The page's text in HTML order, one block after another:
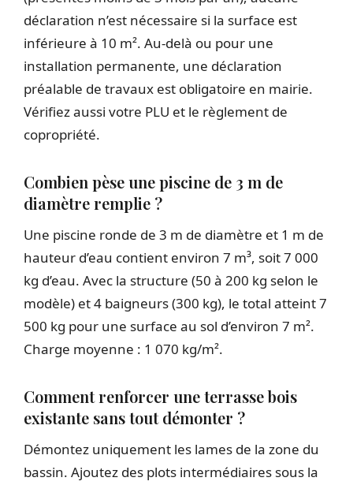
déclaration n’est nécessaire si la surface est
inférieure à 10 m². Au-delà ou pour une
installation permanente, une déclaration
préalable de travaux est obligatoire en mairie.
Vérifiez aussi votre PLU et le règlement de
copropriété.
Combien pèse une piscine de 3 m de
diamètre remplie ?
Une piscine ronde de 3 m de diamètre et 1 m de
hauteur d’eau contient environ 7 m³, soit 7 000
kg d’eau. Avec la structure (50 à 200 kg selon le
modèle) et 4 baigneurs (300 kg), le total atteint 7
500 kg pour une surface au sol d’environ 7 m².
Charge moyenne : 1 070 kg/m².
Comment renforcer une terrasse bois
existante sans tout démonter ?
Démontez uniquement les lames de la zone du
bassin. Ajoutez des plots intermédiaires sous la